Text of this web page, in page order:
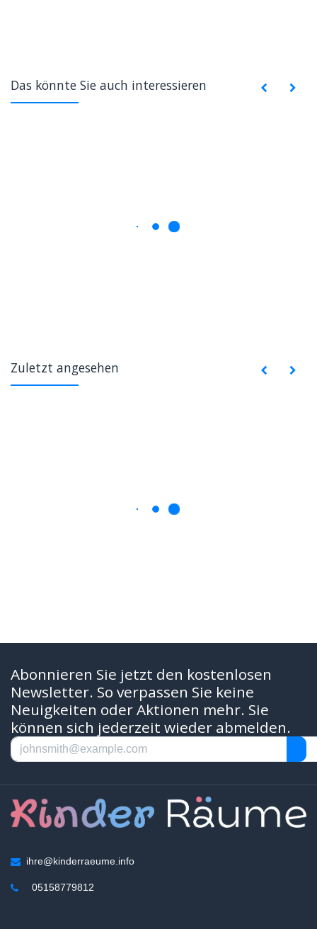
Das könnte Sie auch interessieren
Zuletzt angesehen
Abonnieren Sie jetzt den kostenlosen
Newsletter. So verpassen Sie keine
Neuigkeiten oder Aktionen mehr. Sie
können sich jederzeit wieder abmelden.
ihre@kinderraeume.info
05158779812